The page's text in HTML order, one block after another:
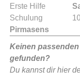
Erste Hilfe
Schulung
Pirmasens
Keinen passenden
gefunden?
Du kannst dir hier